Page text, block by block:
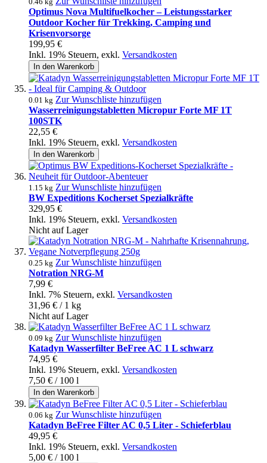
Optimus Nova Multifuelkocher – Leistungsstarker
Outdoor Kocher für Trekking, Camping und
Krisenvorsorge
199,95 €
Inkl. 19% Steuern, exkl. Versandkosten
In den Warenkorb
0.01 kg Zur Wunschliste hinzufügen
Wasserreinigungstabletten Micropur Forte MF 1T
100STK
22,55 €
Inkl. 19% Steuern, exkl. Versandkosten
In den Warenkorb
1.15 kg Zur Wunschliste hinzufügen
BW Expeditions Kocherset Spezialkräfte
329,95 €
Inkl. 19% Steuern, exkl. Versandkosten
Nicht auf Lager
0.25 kg Zur Wunschliste hinzufügen
Notration NRG-M
7,99 €
Inkl. 7% Steuern, exkl. Versandkosten
31,96 € / 1 kg
Nicht auf Lager
0.09 kg Zur Wunschliste hinzufügen
Katadyn Wasserfilter BeFree AC 1 L schwarz
74,95 €
Inkl. 19% Steuern, exkl. Versandkosten
7,50 € / 100 l
In den Warenkorb
0.06 kg Zur Wunschliste hinzufügen
Katadyn BeFree Filter AC 0,5 Liter - Schieferblau
49,95 €
Inkl. 19% Steuern, exkl. Versandkosten
5,00 € / 100 l